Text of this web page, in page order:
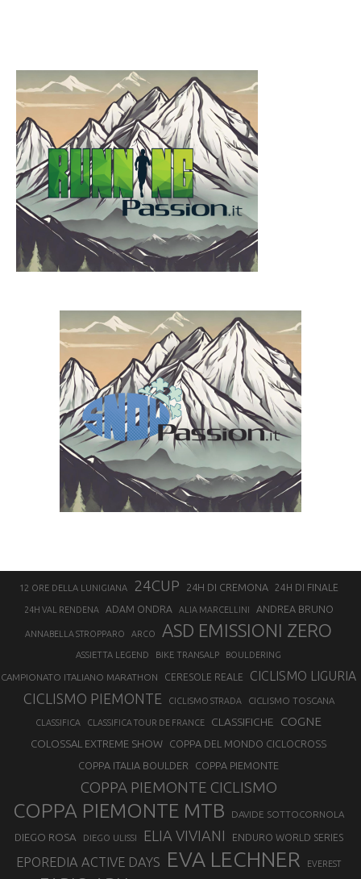
12 ORE DELLA LUNIGIANA 24CUP 24H DI CREMONA 24H DI FINALE
24H VAL RENDENA ADAM ONDRA ALIA MARCELLINI ANDREA BRUNO
ANNABELLA STROPPARO ARCO ASD EMISSIONI ZERO
ASSIETTA LEGEND BIKE TRANSALP BOULDERING
CAMPIONATO ITALIANO MARATHON CERESOLE REALE CICLISMO LIGURIA
CICLISMO PIEMONTE CICLISMO STRADA CICLISMO TOSCANA
CLASSIFICA CLASSIFICA TOUR DE FRANCE CLASSIFICHE COGNE
COLOSSAL EXTREME SHOW
COPPA DEL MONDO CICLOCROSS
COPPA ITALIA BOULDER
COPPA PIEMONTE
COPPA PIEMONTE CICLISMO
COPPA PIEMONTE MTB DAVIDE SOTTOCORNOLA
DIEGO ROSA DIEGO ULISSI ELIA VIVIANI ENDURO WORLD SERIES
EPOREDIA ACTIVE DAYS EVA LECHNER EVEREST